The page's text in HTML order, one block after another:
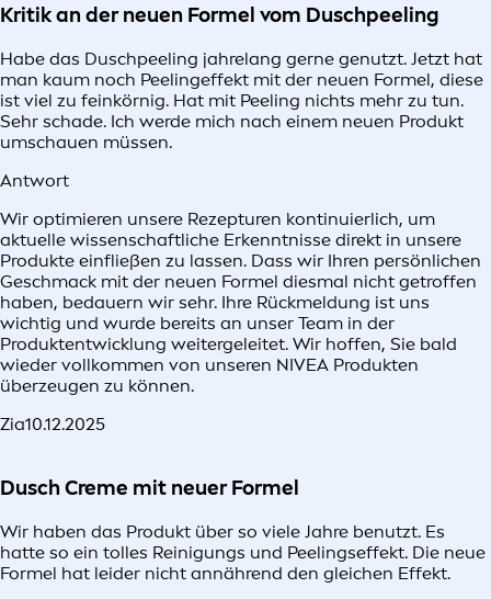
Kritik an der neuen Formel vom Duschpeeling
Habe das Duschpeeling jahrelang gerne genutzt. Jetzt hat
man kaum noch Peelingeffekt mit der neuen Formel, diese
ist viel zu feinkörnig. Hat mit Peeling nichts mehr zu tun.
Sehr schade. Ich werde mich nach einem neuen Produkt
umschauen müssen.
Antwort
Wir optimieren unsere Rezepturen kontinuierlich, um
aktuelle wissenschaftliche Erkenntnisse direkt in unsere
Produkte einfließen zu lassen. Dass wir Ihren persönlichen
Geschmack mit der neuen Formel diesmal nicht getroffen
haben, bedauern wir sehr. Ihre Rückmeldung ist uns
wichtig und wurde bereits an unser Team in der
Produktentwicklung weitergeleitet. Wir hoffen, Sie bald
wieder vollkommen von unseren NIVEA Produkten
überzeugen zu können.
Zia10.12.2025
Dusch Creme mit neuer Formel
Wir haben das Produkt über so viele Jahre benutzt. Es
hatte so ein tolles Reinigungs und Peelingseffekt. Die neue
Formel hat leider nicht annährend den gleichen Effekt.